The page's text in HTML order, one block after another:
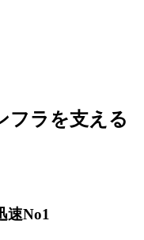
フラを支える
速No1